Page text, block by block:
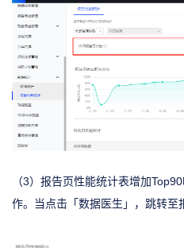
（3）报告页性能统计表增加
作。当点击「数据医生」，跳转至